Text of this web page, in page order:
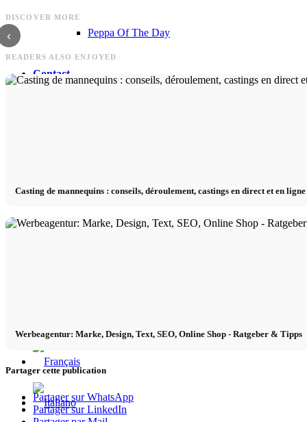
Peppa Of The Day
Contact
x YouTube
DISCOVER MORE
‹
sains
READERS ALSO ENJOYED
Casting de mannequins : conseils, déroulement, castings en direct et en
Werbeagentur: Marke, Design, Text, SEO, Online Shop - Ratgeber & Tipps
Partager cette publication
Partager sur WhatsApp
Partager sur LinkedIn